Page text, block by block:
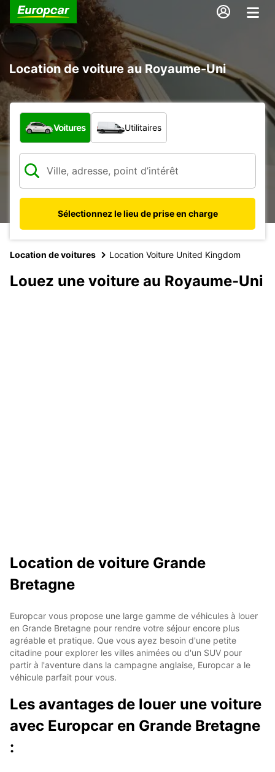
Location de voiture au Royaume-Uni
Quel type de véhicule ?
Voitures Utilitaires
Sélectionnez le lieu de prise en charge
Location de voitures Location Voiture United Kingdom
Louez une voiture au Royaume-Uni
Location de voiture Grande
Bretagne
Europcar vous propose une large gamme de véhicules à louer
en Grande Bretagne pour rendre votre séjour encore plus
agréable et pratique. Que vous ayez besoin d'une petite
citadine pour explorer les villes animées ou d'un SUV pour
partir à l'aventure dans la campagne anglaise, Europcar a le
véhicule parfait pour vous.
Les avantages de louer une voiture
avec Europcar en Grande Bretagne
: